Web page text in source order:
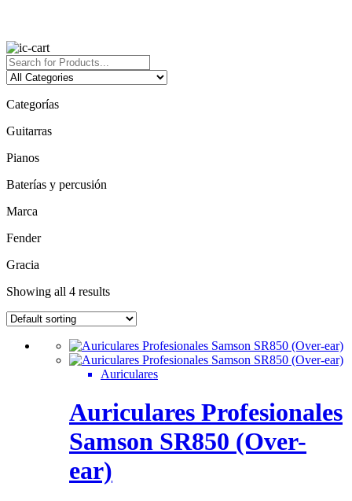
Categorías
Guitarras
Pianos
Baterías y percusión
Marca
Fender
Gracia
Showing all 4 results
Auriculares
Auriculares Profesionales
Samson SR850 (Over-
ear)